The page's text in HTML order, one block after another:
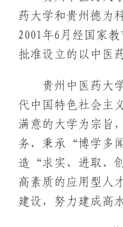
药大学和贵州德为
2001年6月经国家
批准设立的以中医
贵州中医药大
代中国特色社会主
满意的大学为宗旨
务，秉承“博学多
造“求实、进取、
高素质的应用型人
建设，努力建成高